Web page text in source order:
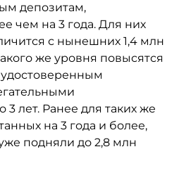
депозитам,
чем на 3 года. Для них
с нынешних 1,4 млн
же уровня повысятся
3 лет. Ранее для таких же
на 3 года и более,
подняли до 2,8 млн